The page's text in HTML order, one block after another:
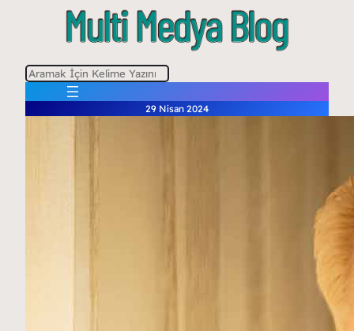
A
a
29 Nisan 2024